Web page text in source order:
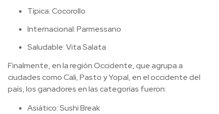
Típica: Cocorollo
Internacional: Parmessano
Saludable: Vita Salata
Finalmente, en la región Occidente, que agrupa a
ciudades como Cali, Pasto y Yopal, en el occidente del
país, los ganadores en las categorías fueron:
Asiático: Sushi Break